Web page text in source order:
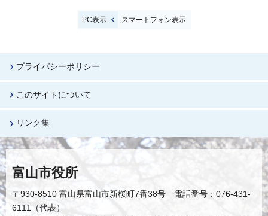
PC表示 スマートフォン表示
プライバシーポリシー
このサイトについて
リンク集
富山市役所
〒930-8510 富山県富山市新桜町7番38号 電話番号：076-431-
6111（代表）